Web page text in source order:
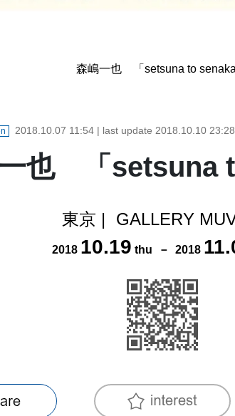
森嶋一也 「setsuna to
2018.10.07 11:54| last update 2018.10.10 23:28
也 「setsuna
東京 | GALLERY
2018 10.19 thu － 2018 11.